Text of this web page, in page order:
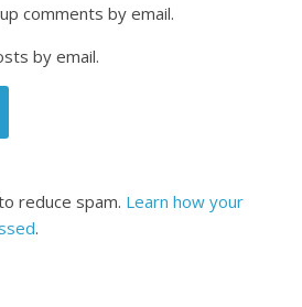
comments by email.
by email.
reduce spam. Learn how your
.